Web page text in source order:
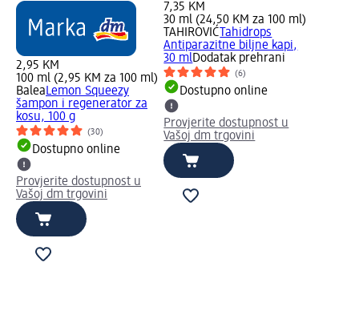
2,95 KM
100 ml (2,95 KM za 100 ml)
BaleaLemon Squeezy
šampon i regenerator za
kosu, 100 g
(30)
Dostupno online
Provjerite dostupnost u
Vašoj dm trgovini
7,35 KM
30 ml (24,50 KM za 100 ml)
TAHIROVIĆ Tahidrops
Antiparazitne biljne kapi,
30 mlDodatak prehrani
(6)
Dostupno online
Provjerite dostupnost u
Vašoj dm trgovini